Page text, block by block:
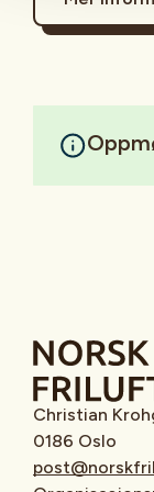
Christian
0186 Oslo